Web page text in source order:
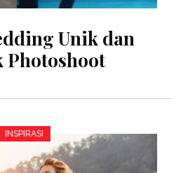
Unik dan
INSPIRASI